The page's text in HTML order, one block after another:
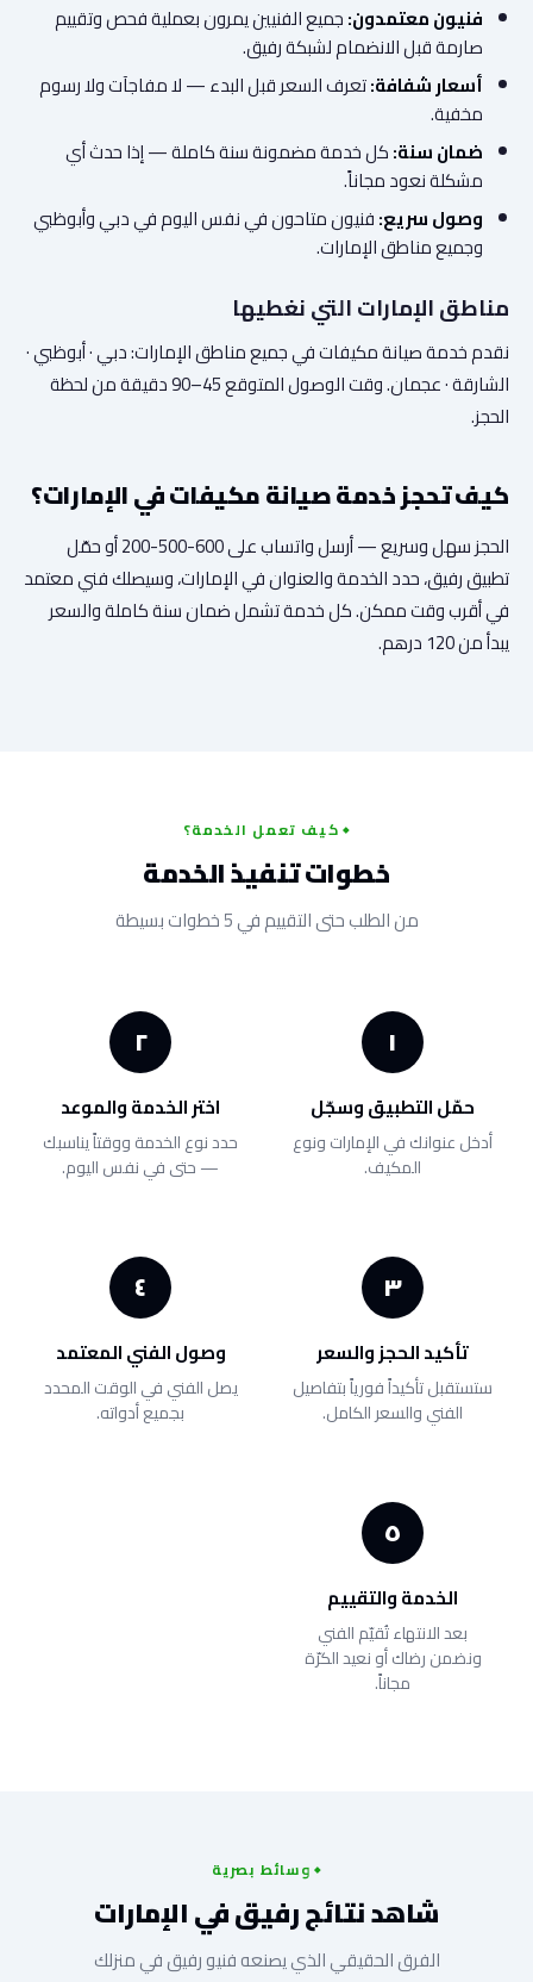
فنيون معتمدون:جميع الفنيين يمرون بعملية فحص وتقييم
صارمة قبل الانضمام لشبكة رفيق.
أسعار شفافة:تعرف السعر قبل البدء — لا مفاجآت ولا رسوم
مخفية.
ضمان سنة:كل خدمة مضمونة سنة كاملة — إذا حدث أي
مشكلة نعود مجاناً.
وصول سريع:فنيون متاحون في نفس اليوم في دبي وأبوظبي
وجميع مناطق الإمارات.
مناطق الإمارات التي نغطيها
نقدم خدمة صيانة مكيفات في جميع مناطق الإمارات: دبي · أبوظبي ·
الشارقة · عجمان. وقت الوصول المتوقع 45–90 دقيقة من لحظة
الحجز.
كيف تحجز خدمة صيانة مكيفات في الإمارات؟
الحجز سهل وسريع — أرسل واتساب على 600-500-200 أو حمّل
تطبيق رفيق، حدد الخدمة والعنوان في الإمارات، وسيصلك فني معتمد
في أقرب وقت ممكن. كل خدمة تشمل ضمان سنة كاملة والسعر
يبدأ من 120 درهم.
كيف تعمل الخدمة؟
خطوات تنفيذ الخدمة
من الطلب حتى التقييم في 5 خطوات بسيطة
١
حمّل التطبيق وسجّل
أدخل عنوانك في الإمارات ونوع
المكيف.
٢
اختر الخدمة والموعد
حدد نوع الخدمة ووقتاً يناسبك
— حتى في نفس اليوم.
٣
تأكيد الحجز والسعر
ستستقبل تأكيداً فورياً بتفاصيل
الفني والسعر الكامل.
٤
وصول الفني المعتمد
يصل الفني في الوقت المحدد
بجميع أدواته.
٥
الخدمة والتقييم
بعد الانتهاء تُقيّم الفني
ونضمن رضاك أو نعيد الكرّة
مجاناً.
وسائط بصرية
شاهد نتائج رفيق في الإمارات
الفرق الحقيقي الذي يصنعه فنيو رفيق في منزلك